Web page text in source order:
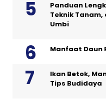
Panduan
Teknik
Umbi
Manfaat Daun
Ikan Betok,
Tips Budidaya